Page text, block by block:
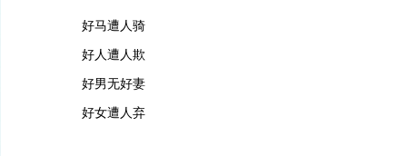
好马遭人骑
好人遭人欺
好男无好妻
好女遭人弃